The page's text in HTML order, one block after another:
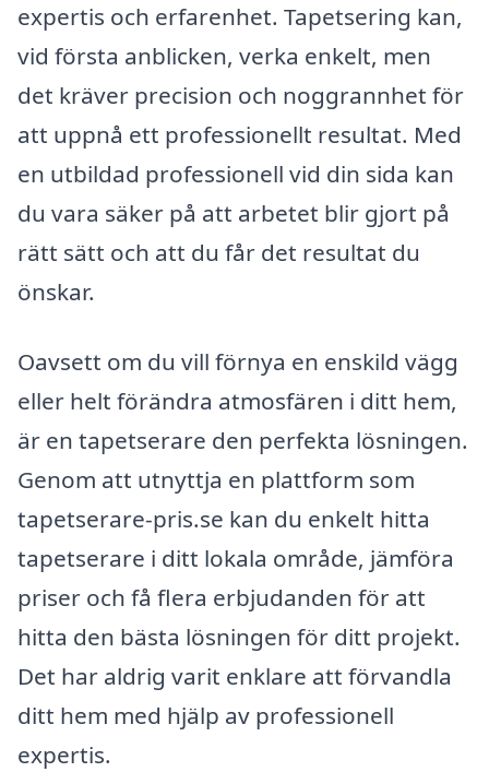
expertis och erfarenhet. Tapetsering kan,
vid första anblicken, verka enkelt, men
det kräver precision och noggrannhet för
att uppnå ett professionellt resultat. Med
en utbildad professionell vid din sida kan
du vara säker på att arbetet blir gjort på
rätt sätt och att du får det resultat du
önskar.
Oavsett om du vill förnya en enskild vägg
eller helt förändra atmosfären i ditt hem,
är en tapetserare den perfekta lösningen.
Genom att utnyttja en plattform som
tapetserare-pris.se kan du enkelt hitta
tapetserare i ditt lokala område, jämföra
priser och få flera erbjudanden för att
hitta den bästa lösningen för ditt projekt.
Det har aldrig varit enklare att förvandla
ditt hem med hjälp av professionell
expertis.